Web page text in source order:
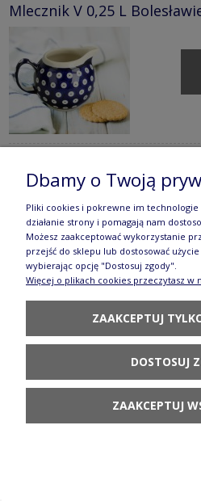
Mlecznik V 0,25 L
Miska V 2,25 L Bolesławiec
Bulionówka V 0,45 L
Dbamy o Twoją
Pliki cookies i pokrewne im
działanie strony i pomagają nam
Możesz zaakceptować wykorzystanie
przejść do sklepu lub dostosować
wybierając opcję "Dostosuj zgody".
Więcej o plikach cookies przeczytasz w
ZAAKCEPTUJ
DOSTOSUJ
ZAAKCEPTUJ